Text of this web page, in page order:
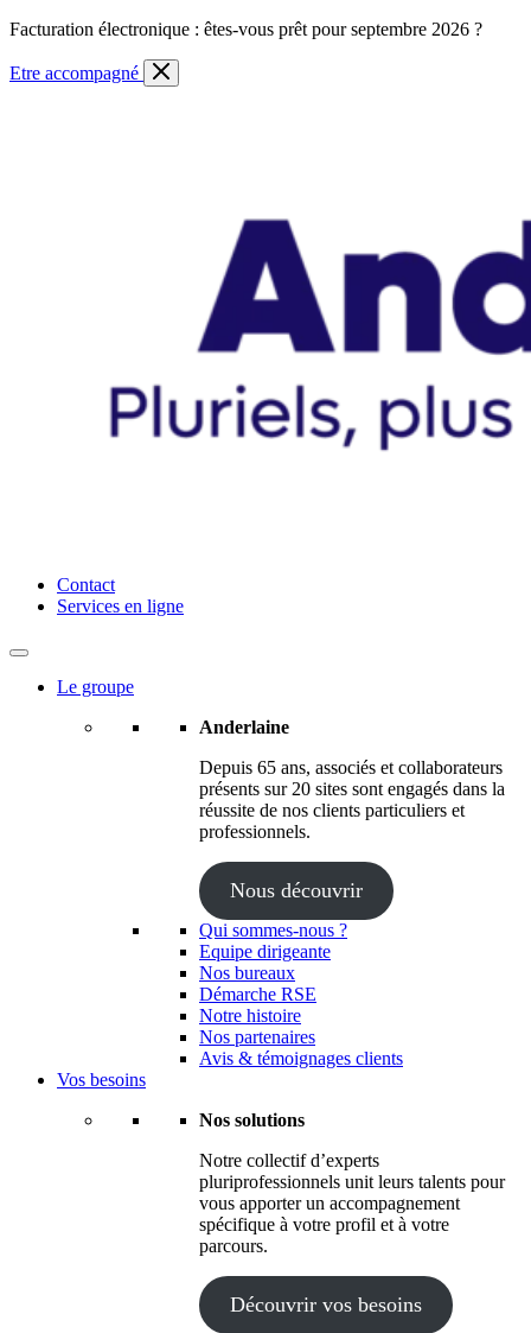
Skip
content
Facturation électronique : êtes-vous prêt pour septembre 2026 ?
Etre accompagné
Anderlaine | Conseil – Expert comptable – Avocat – Audit
Contact
Services en ligne
Le groupe
Anderlaine
Depuis 65 ans, associés et collaborateurs
présents sur 20 sites sont engagés dans la
réussite de nos clients particuliers et
professionnels.
Nous découvrir
Qui sommes-nous ?
Equipe dirigeante
Nos bureaux
Démarche RSE
Notre histoire
Nos partenaires
Avis & témoignages clients
Vos besoins
Nos solutions
Notre collectif d’experts
pluriprofessionnels unit leurs talents pour
vous apporter un accompagnement
spécifique à votre profil et à votre
parcours.
Découvrir vos besoins